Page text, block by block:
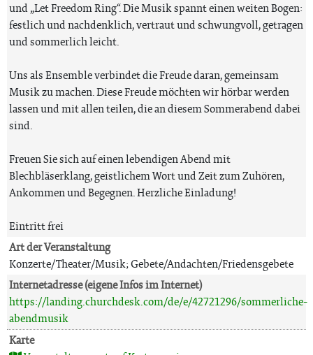
und „Let Freedom Ring“. Die Musik spannt einen weiten Bogen:
festlich und nachdenklich, vertraut und schwungvoll, getragen
und sommerlich leicht.
Uns als Ensemble verbindet die Freude daran, gemeinsam
Musik zu machen. Diese Freude möchten wir hörbar werden
lassen und mit allen teilen, die an diesem Sommerabend dabei
sind.
Freuen Sie sich auf einen lebendigen Abend mit
Blechbläserklang, geistlichem Wort und Zeit zum Zuhören,
Ankommen und Begegnen. Herzliche Einladung!
Eintritt frei
Art der Veranstaltung
Konzerte/Theater/Musik; Gebete/Andachten/Friedensgebete
Internetadresse (eigene Infos im Internet)
https://landing.churchdesk.com/de/e/42721296/sommerliche-
abendmusik
Karte